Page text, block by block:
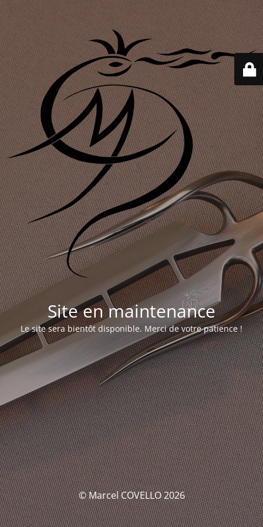
Site en maintenance
Le site sera bientôt disponible. Merci de votre patience !
© Marcel COVELLO 2026